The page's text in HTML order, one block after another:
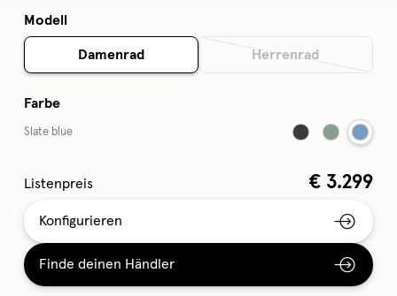
Modell
Damenrad Herrenrad
Farbe
Slate blue
Listenpreis € 3.299
Konfigurieren
Finde deinen Händler